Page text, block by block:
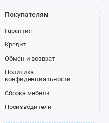
Покупателям
Гарантия
Кредит
Обмен и возврат
Политика
конфиденциальности
Сборка мебели
Производители